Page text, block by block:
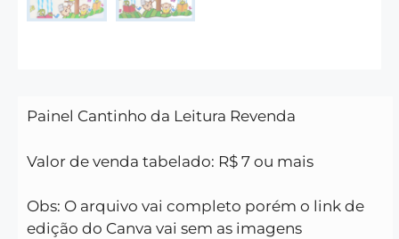
Painel Cantinho da Leitura Revenda
Valor de venda tabelado: R$ 7 ou mais
Obs: O arquivo vai completo porém o link de
edição do Canva vai sem as imagens